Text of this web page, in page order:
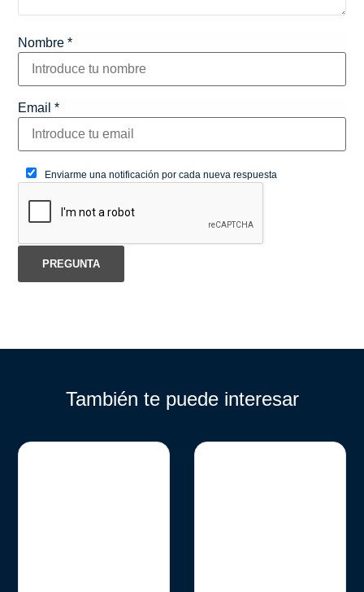
Nombre*
Email*
Enviarme una notificación por cada nueva respuesta
También te puede interesar